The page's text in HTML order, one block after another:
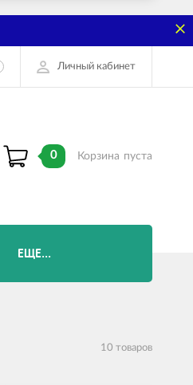
Личный кабинет
0 Корзина пуста
ЕЩЕ...
10 товаров